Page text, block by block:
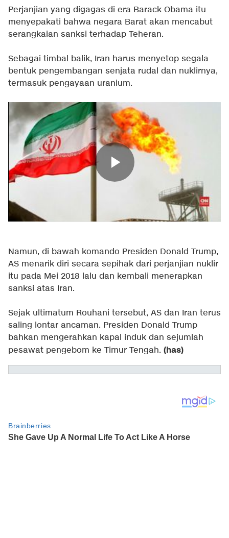
Perjanjian yang digagas di era Barack Obama itu
menyepakati bahwa negara Barat akan mencabut
serangkaian sanksi terhadap Teheran.
Sebagai timbal balik, Iran harus menyetop segala
bentuk pengembangan senjata rudal dan nuklirnya,
termasuk pengayaan uranium.
Namun, di bawah komando Presiden Donald Trump,
AS menarik diri secara sepihak dari perjanjian nuklir
itu pada Mei 2018 lalu dan kembali menerapkan
sanksi atas Iran.
Sejak ultimatum Rouhani tersebut, AS dan Iran terus
saling lontar ancaman. Presiden Donald Trump
bahkan mengerahkan kapal induk dan sejumlah
pesawat pengebom ke Timur Tengah. (has)